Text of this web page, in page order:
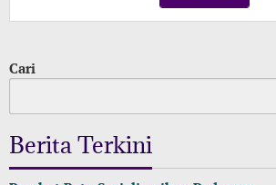
Cari
Berita Terkini